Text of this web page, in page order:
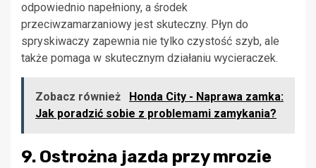
odpowiednio napełniony, a środek
przeciwzamarzaniowy jest skuteczny. Płyn do
spryskiwaczy zapewnia nie tylko czystość szyb, ale
także pomaga w skutecznym działaniu wycieraczek.
Zobacz również
Honda City - Naprawa zamka:
Jak poradzić sobie z problemami zamykania?
9. Ostrożna jazda przy mrozie